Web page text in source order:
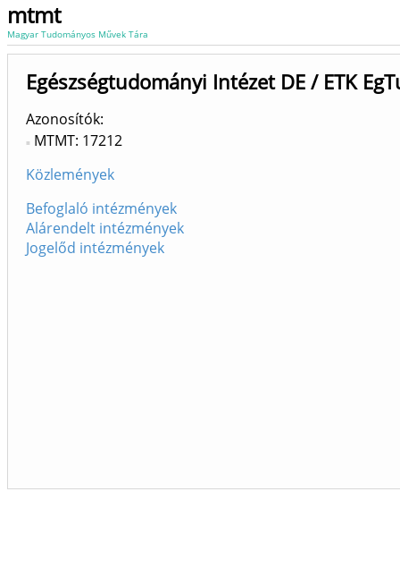
mtmt
Magyar Tudományos Művek Tára
Egészségtudományi Intézet DE / ETK
Azonosítók
MTMT: 17212
Közlemények
Befoglaló intézmények
Alárendelt intézmények
Jogelőd intézmények